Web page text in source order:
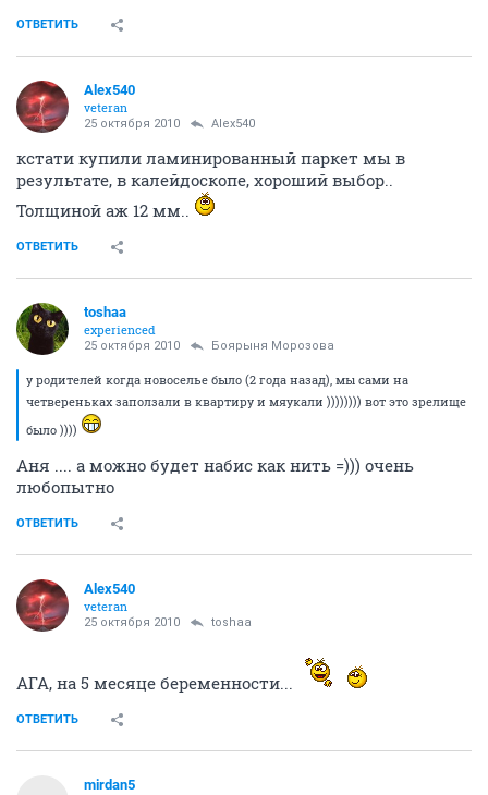
ОТВЕТИТЬ
Alex540
veteran
25 октября 2010 Alex540
кстати купили ламинированный паркет мы в
результате, в калейдоскопе, хороший выбор..
Толщиной аж 12 мм..
ОТВЕТИТЬ
toshaa
experienced
25 октября 2010 Боярыня Морозова
у родителей когда новоселье было (2 года назад), мы сами на
четвереньках заползали в квартиру и мяукали )))))))) вот это зрелище
было ))))
Аня .... а можно будет набис как нить =))) очень
любопытно
ОТВЕТИТЬ
Alex540
veteran
25 октября 2010 toshaa
АГА, на 5 месяце беременности...
ОТВЕТИТЬ
mirdan5